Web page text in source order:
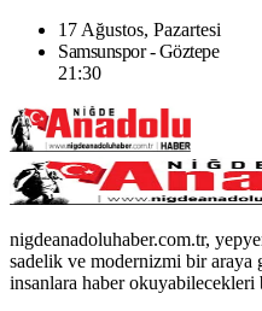
17 Ağustos, Pazartesi
Samsunspor - Göztepe
21:30
nigdeanadoluhaber.com.tr,
sadelik ve modernizmi bir araya
insanlara haber okuyabilecekleri